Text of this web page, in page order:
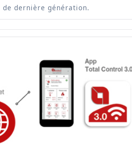
de dernière génération.